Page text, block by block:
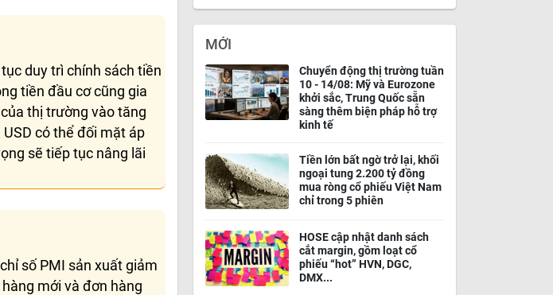
duy trì chính sách tiền
tiền đầu cơ cũng gia
thị trường vào tăng
có thể đối mặt áp
sẽ tiếp tục nâng lãi
số PMI sản xuất giảm
mới và đơn hàng
MỚI
Chuyển động thị trường tuần
10 - 14/08: Mỹ và Eurozone
khởi sắc, Trung Quốc sẵn
sàng thêm biện pháp hỗ trợ
kinh tế
Tiền lớn bất ngờ trở lại, khối
ngoại tung 2.200 tỷ đồng
mua ròng cổ phiếu Việt Nam
chỉ trong 5 phiên
HOSE cập nhật danh sách
cắt margin, gồm loạt cổ
phiếu “hot” HVN, DGC,
DMX...